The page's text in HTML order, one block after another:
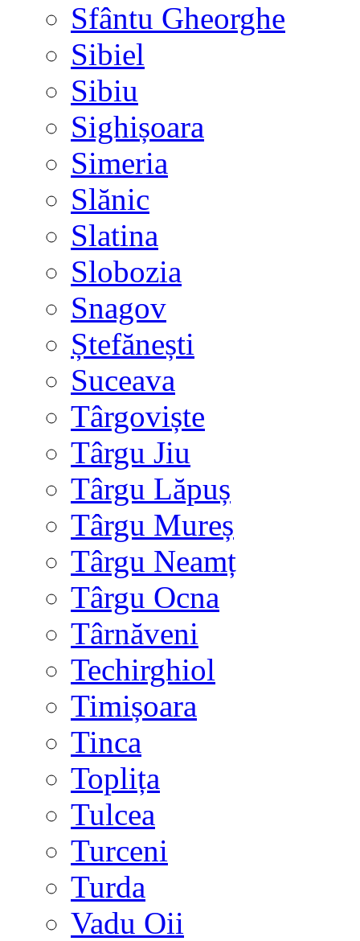
Sfântu Gheorghe
Sibiel
Sibiu
Sighișoara
Simeria
Slănic
Slatina
Slobozia
Snagov
Ștefănești
Suceava
Târgoviște
Târgu Jiu
Târgu Lăpuș
Târgu Mureș
Târgu Neamț
Târgu Ocna
Târnăveni
Techirghiol
Timișoara
Tinca
Toplița
Tulcea
Turceni
Turda
Vadu Oii